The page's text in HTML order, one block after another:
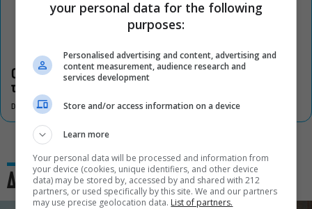
Οι «Τρωάδες» στην Επίδαυρο αλλάζουν την αντίληψη για
τον πολιτισμό
DON'T MISS
Δες και αυτό
your personal data for the following
purposes:
Personalised advertising and content, advertising and
content measurement, audience research and
services development
Store and/or access information on a device
Learn more
Your personal data will be processed and information from
your device (cookies, unique identifiers, and other device
data) may be stored by, accessed by and shared with 212
partners, or used specifically by this site. We and our partners
may use precise geolocation data. List of partners.